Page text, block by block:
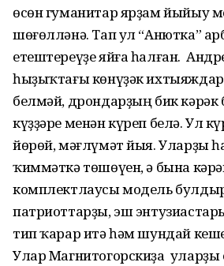
өсөн гуманитар ярҙам йыйыу
шөғөлләнә. Тап ул “Анютка”
етештереүҙе яйға һалған.
һыҙыҡтағы көнүҙәк
белмәй, дрондарҙың бик
күҙҙәре менән күреп белә. Ул
йөрөй, мәғлүмәт йыя. Уларҙы
ҡиммәткә төшөүен, ә бына
комплектлаусы модель
патриоттарҙы, эш
тип ҡарар итә һәм шундай
Улар Магнитогорскиҙа уларҙы